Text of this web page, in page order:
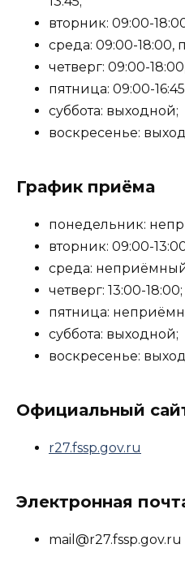
вторник: 09:00-
среда: 09:00-18:00,
четверг: 09:00-
пятница: 09:00-
суббота: выходной;
воскресенье:
График приёма
понедельник:
вторник: 09:00-
среда:
четверг: 13:00-18:00;
пятница:
суббота: выходной;
воскресенье:
Официальный
r27.fssp.gov.ru
Электронная
mail@r27.fssp.gov.ru